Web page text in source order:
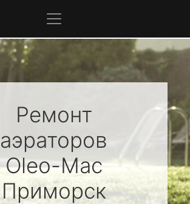
Ремонт
аэраторов
Oleo-Mac
Приморск